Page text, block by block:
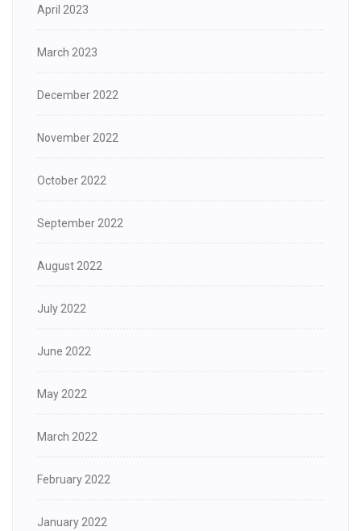
April 2023
March 2023
December 2022
November 2022
October 2022
September 2022
August 2022
July 2022
June 2022
May 2022
March 2022
February 2022
January 2022